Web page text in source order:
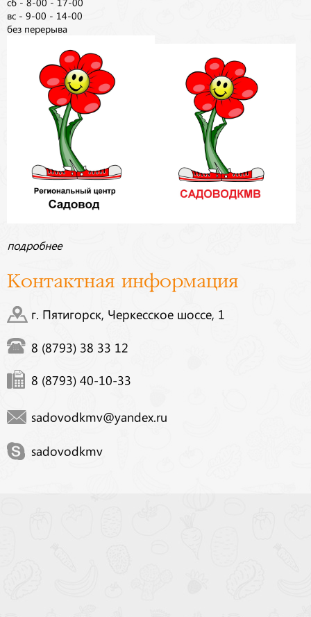
сб - 8-00 - 17-00
вс - 9-00 - 14-00
без перерыва
подробнее
Контактная информация
г. Пятигорск, Черкесское шоссе, 1
8 (8793) 38 33 12
8 (8793) 40-10-33
sadovodkmv@yandex.ru
sadovodkmv